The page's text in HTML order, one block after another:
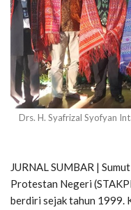
Drs. H. Syafrizal Syofyan
JURNAL SUMBAR |
Protestan Negeri
berdiri sejak tahun 1999.